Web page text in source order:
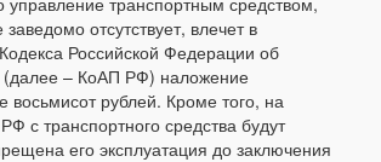
отсутствует, влечет в
Российской Федерации об
(далее – КоАП РФ) наложение
рублей. Кроме того, на
с транспортного средства будут
его эксплуатация до заключения